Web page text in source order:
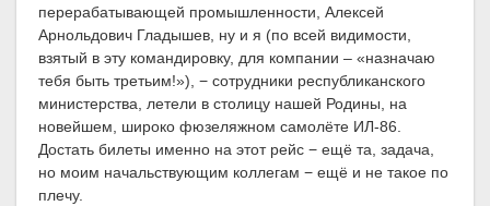
перерабатывающей промышленности, Алексей
Арнольдович Гладышев, ну и я (по всей видимости,
взятый в эту командировку, для компании – «назначаю
тебя быть третьим!»), − сотрудники республиканского
министерства, летели в столицу нашей Родины, на
новейшем, широко фюзеляжном самолёте ИЛ-86.
Достать билеты именно на этот рейс − ещё та, задача,
но моим начальствующим коллегам − ещё и не такое по
плечу.